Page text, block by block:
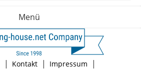
Menü
| Kontakt | Impressum |